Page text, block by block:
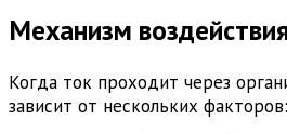
Механизм
Когда ток проходит через
зависит от нескольких факторов: